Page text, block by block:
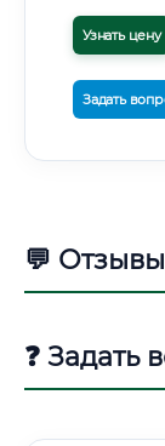
Узнать цену
Задать
💬
❓